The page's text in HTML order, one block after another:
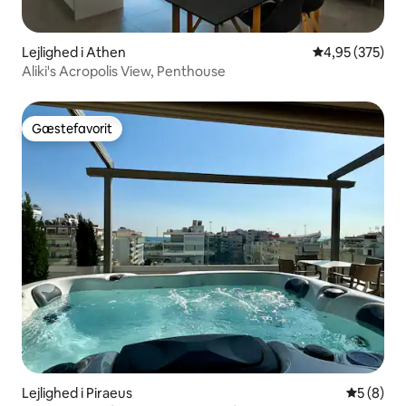
Lejlighed i Athen 4,95 ud af 5 i
4,95 (375)
Aliki's Acropolis View, Penthouse
Gæstefavorit
Gæstefavorit
Lejlighed i Piraeus 5 ud af 5
5 (8)